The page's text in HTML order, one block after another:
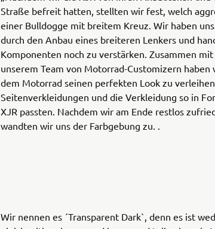
Straße befreit hatten, stellten wir fest, welch
einer Bulldogge mit breitem Kreuz. Wir haben
durch den Anbau eines breiteren Lenkers und
Komponenten noch zu verstärken. Zusammen
unserem Team von Motorrad-Customizern
dem Motorrad seinen perfekten Look zu
Seitenverkleidungen und die Verkleidung so in
XJR passten. Nachdem wir am Ende restlos
wandten wir uns der Farbgebung zu. .
Wir nennen es ´Transparent Dark`, denn es ist